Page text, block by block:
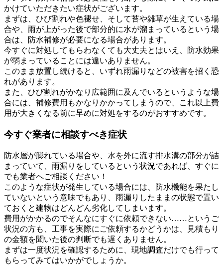
かけていただきたい症状がございます。
まずは、ひび割れや色褪せ、そして苔や雑草が生えている場
合や、雨が上がった後で部分的に水が溜まっているという場
合は、防水補修が必要になる場合があります。
今すぐに対処してもらわなくても大丈夫とはいえ、防水効果
が弱まっていることには違いありません。
このまま放置し続けると、いずれ雨漏りなどの被害を招く恐
れがあります。
また、ひび割れがかなり広範囲に及んでいるというような場
合には、補修費用もかなりかかってしまうので、これ以上費
用が大きくなる前に早めに対処をするのがおすすめです。
今すぐ業者に相談すべき症状
防水層が膨れている場合や、水を外に流す排水溝の部分が詰
まっていて、雨漏りをしているという状況であれば、すぐに
でも業者へご相談ください！
このような症状が発生している場合には、防水機能を果たし
ていないという意味でもあり、雨漏りしたままの状態で置い
ておくと建物はどんどん劣化してしまいます。
費用がかかるのでそんなにすぐに依頼できない……というご
状況の方も、工事を実際にご依頼するかどうかは、見積もり
の金額を聞いた後の判断でも遅くありません。
まずは一度状況を確認するために、現地調査だけでも行って
もらってみてはいかがでしょうか。